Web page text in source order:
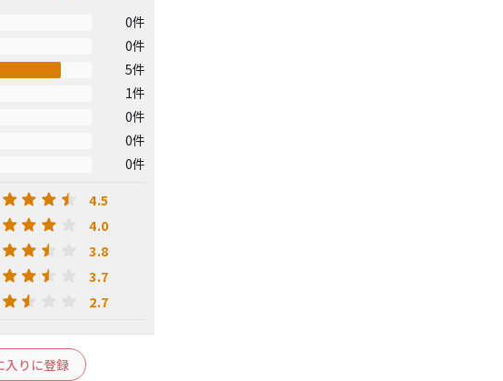
0件
0件
5件
1件
0件
0件
0件
4.5
4.0
3.8
3.7
2.7
入りに登録